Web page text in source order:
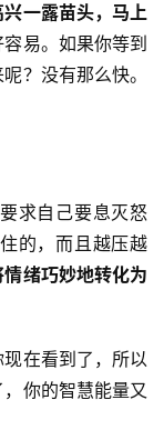
一露苗头，马上
易。如果你等到
？没有那么快。
求自己要息灭怒
的，而且越压越
绪巧妙地转化为
在看到了，所以
你的智慧能量又